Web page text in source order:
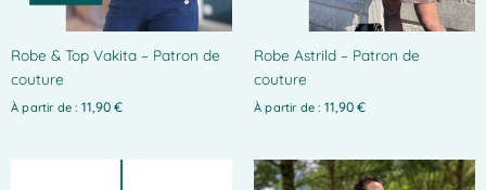
Robe & Top Vakita – Patron de
couture
À partir de : 11,90 €
être
sur
la
page
Robe Astrild – Patron de
couture
À partir de : 11,90 €
sur
la
page